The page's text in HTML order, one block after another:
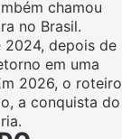
chamou
no Brasil.
2024, depois de
em uma
2026, o roteiro
a conquista do